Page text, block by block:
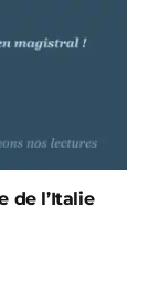
de l’Italie